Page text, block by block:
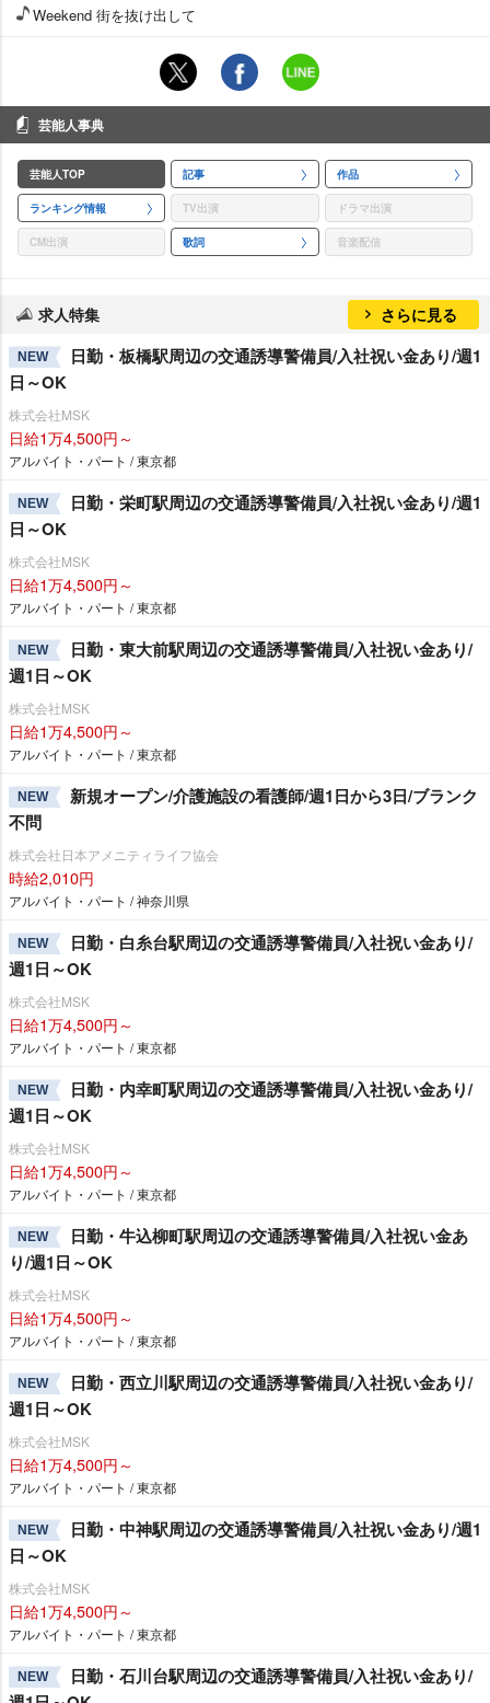
Weekend 街を抜け出して
芸能人事典
芸能人TOP 記事 作品
ランキング情報 TV出演 ドラマ出演
CM出演 歌詞 音楽配信
求人特集 さらに見る
NEW
日勤・板橋駅周辺の交通誘導警備員/入社祝い金あり/週1
日～OK
株式会社MSK
日給1万4,500円～
アルバイト・パート / 東京都
NEW
日勤・栄町駅周辺の交通誘導警備員/入社祝い金あり/週1
日～OK
株式会社MSK
日給1万4,500円～
アルバイト・パート / 東京都
NEW
日勤・東大前駅周辺の交通誘導警備員/入社祝い金あり/
週1日～OK
株式会社MSK
日給1万4,500円～
アルバイト・パート / 東京都
NEW
新規オープン/介護施設の看護師/週1日から3日/ブランク
不問
株式会社日本アメニティライフ協会
時給2,010円
アルバイト・パート / 神奈川県
NEW
日勤・白糸台駅周辺の交通誘導警備員/入社祝い金あり/
週1日～OK
株式会社MSK
日給1万4,500円～
アルバイト・パート / 東京都
NEW
日勤・内幸町駅周辺の交通誘導警備員/入社祝い金あり/
週1日～OK
株式会社MSK
日給1万4,500円～
アルバイト・パート / 東京都
NEW
日勤・牛込柳町駅周辺の交通誘導警備員/入社祝い金あ
り/週1日～OK
株式会社MSK
日給1万4,500円～
アルバイト・パート / 東京都
NEW
日勤・西立川駅周辺の交通誘導警備員/入社祝い金あり/
週1日～OK
株式会社MSK
日給1万4,500円～
アルバイト・パート / 東京都
NEW
日勤・中神駅周辺の交通誘導警備員/入社祝い金あり/週1
日～OK
株式会社MSK
日給1万4,500円～
アルバイト・パート / 東京都
NEW
日勤・石川台駅周辺の交通誘導警備員/入社祝い金あり/